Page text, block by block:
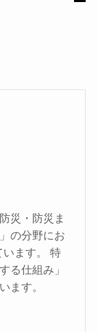
災・防災ま
の分野にお
います。 特
る仕組み」
ます。